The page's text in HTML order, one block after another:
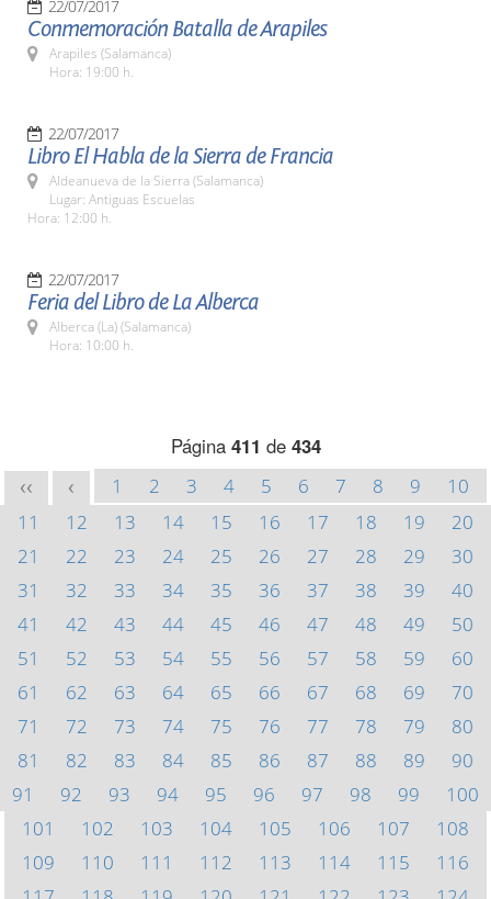
22/07/2017
Conmemoración Batalla de Arapiles
Arapiles (Salamanca)
Hora: 19:00 h.
22/07/2017
Libro El Habla de la Sierra de Francia
Aldeanueva de la Sierra (Salamanca)
Lugar: Antiguas Escuelas
Hora: 12:00 h.
22/07/2017
Feria del Libro de La Alberca
Alberca (La) (Salamanca)
Hora: 10:00 h.
Página 411 de 434
<< < 1 2 3 4 5 6 7 8 9
10
11
12 13 14 15 16 17 18 19
20
21
22 23 24 25 26 27 28 29
30
31
32 33 34 35 36 37 38 39
40
41
42 43 44 45 46 47 48 49
50
51
52 53 54 55 56 57 58 59
60
61
62 63 64 65 66 67 68 69
70
71
72 73 74 75 76 77 78 79
80
81
82 83 84 85 86 87 88 89
90
91
92 93 94 95 96 97 98 99
100
101
102 103 104 105 106 107
108
109
110 111 112 113 114 115
116